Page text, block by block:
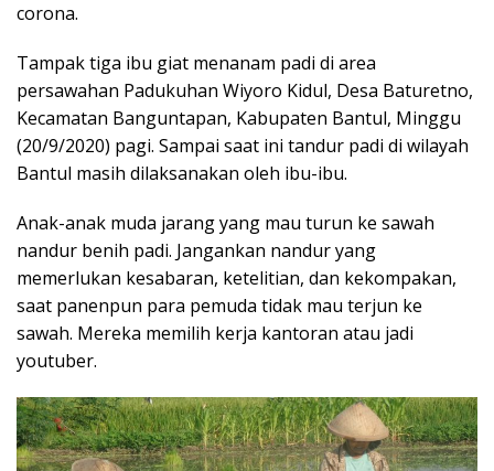
corona.
Tampak tiga ibu giat menanam padi di area
persawahan Padukuhan Wiyoro Kidul, Desa Baturetno,
Kecamatan Banguntapan, Kabupaten Bantul, Minggu
(20/9/2020) pagi. Sampai saat ini tandur padi di wilayah
Bantul masih dilaksanakan oleh ibu-ibu.
Anak-anak muda jarang yang mau turun ke sawah
nandur benih padi. Jangankan nandur yang
memerlukan kesabaran, ketelitian, dan kekompakan,
saat panenpun para pemuda tidak mau terjun ke
sawah. Mereka memilih kerja kantoran atau jadi
youtuber.